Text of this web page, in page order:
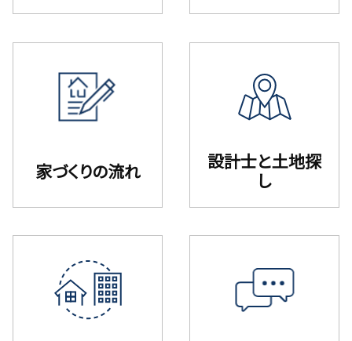
家づくりの流れ
設計⼠と⼟地探
し